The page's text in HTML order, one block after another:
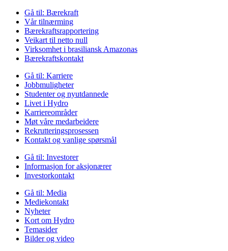
Gå til: Bærekraft
Vår tilnærming
Bærekraftsrapportering
Veikart til netto null
Virksomhet i brasiliansk Amazonas
Bærekraftskontakt
Gå til: Karriere
Jobbmuligheter
Studenter og nyutdannede
Livet i Hydro
Karriereområder
Møt våre medarbeidere
Rekrutteringsprosessen
Kontakt og vanlige spørsmål
Gå til: Investorer
Informasjon for aksjonærer
Investorkontakt
Gå til: Media
Mediekontakt
Nyheter
Kort om Hydro
Temasider
Bilder og video